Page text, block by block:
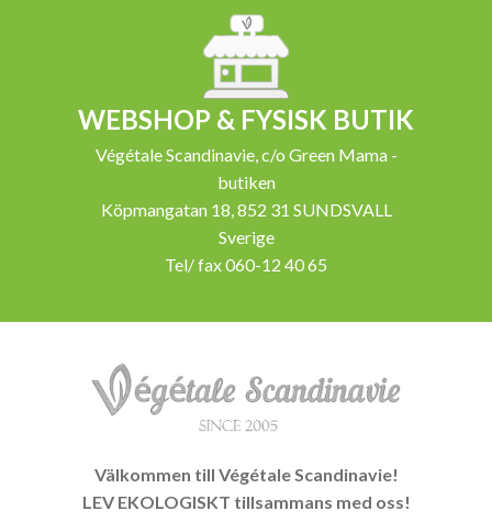
WEBSHOP & FYSISK BUTIK
Végétale Scandinavie, c/o Green Mama -
butiken
Köpmangatan 18, 852 31 SUNDSVALL
Sverige
Tel/ fax 060-12 40 65
Välkommen till Végétale Scandinavie!
LEV EKOLOGISKT tillsammans med oss!